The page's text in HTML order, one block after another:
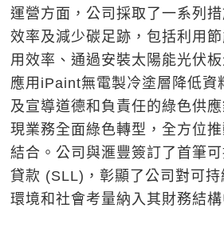
運營方面，公司採取了一系列
效率及減少碳足跡，包括利用
用效率、通過安裝太陽能光伏
應用iPaint無電製冷塗層降低資
及宣導道德和負責任的綠色供
現業務全面綠色轉型，全方位
結合。公司與滙豐簽訂了首筆
貸款 (SLL)，彰顯了公司對可
環境和社會考量納入其財務結構